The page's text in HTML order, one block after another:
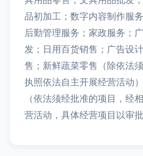
品初加工；数字内容制作服
后勤管理服务；家政服务；
发；日用百货销售；广告设
售；新鲜蔬菜零售（除依法
执照依法自主开展经营活动
（依法须经批准的项目，经
营活动，具体经营项目以审批